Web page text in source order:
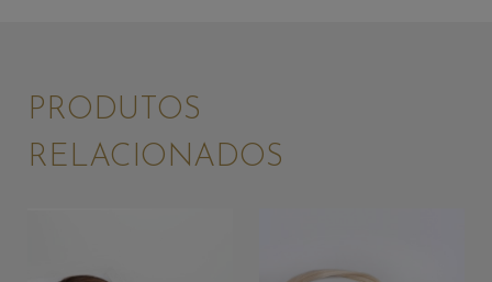
PRODUTOS
RELACIONADOS